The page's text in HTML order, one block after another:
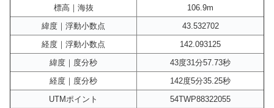
標高｜海抜
106.9m
緯度｜浮動小数点
43.532702
経度｜浮動小数点
142.093125
緯度｜度分秒
43度31分57.73秒
経度｜度分秒
142度5分35.25秒
UTMポイント
54TWP88322055